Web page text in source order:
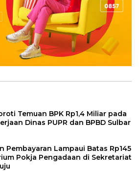
Temuan BPK Rp1,4 Miliar pada
Dinas PUPR dan BPBD Sulbar
Pembayaran Lampaui Batas Rp145
Pokja Pengadaan di Sekretariat